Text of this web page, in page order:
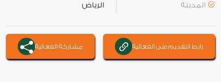
المدينة
الرياض
رابط التقديم على الفعالية مشاركة الفعالية